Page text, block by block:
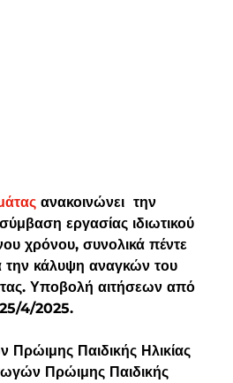
ανακοινώνει  την
εργασίας ιδιωτικού
χρόνου, συνολικά πέντε
την κάλυψη αναγκών του
Υποβολή αιτήσεων από
4/2025.
Παιδικής Ηλικίας
Πρώιμης Παιδικής